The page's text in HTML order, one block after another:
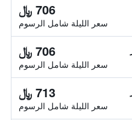
706 ﷼
سعر الليلة شامل الرسوم
706 ﷼
سعر الليلة شامل الرسوم
713 ﷼
سعر الليلة شامل الرسوم